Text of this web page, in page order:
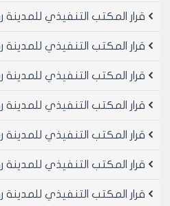
منه
مجلس مدينه حلب رقم 21 لعام 2013 وتعديلاته
٤) بالنسبه للصالات المحولة الى
وتطويرها بكافه الاختصاصات
الى وضعها السابق في حال الغاء
٥) سند تعهد في قانون لازم مديريه الشؤون الفنيه
• كافة الطوابق
قرار المكتب التنفيذي للمدينة رقم 158 لعام
قرار المكتب التنفيذي للمدينة رقم 162 لعام
قرار المكتب التنفيذي للمدينة رقم 163 لعام
قرار المكتب التنفيذي للمدينة رقم 189 لعام
قرار المكتب التنفيذي للمدينة رقم 192 لعام
قرار المكتب التنفيذي للمدينة رقم 2 لعام
قرار المكتب التنفيذي للمدينة رقم 224 لعام